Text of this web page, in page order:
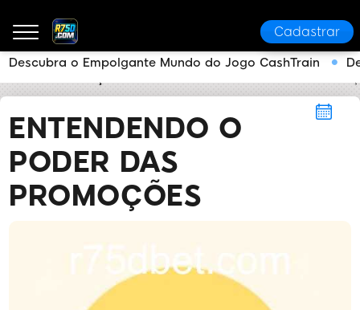
Cadastrar
ENTENDENDO O
PODER DAS
PROMOÇÕES
Descubra o Empolgante Mundo do Jogo CashTrain